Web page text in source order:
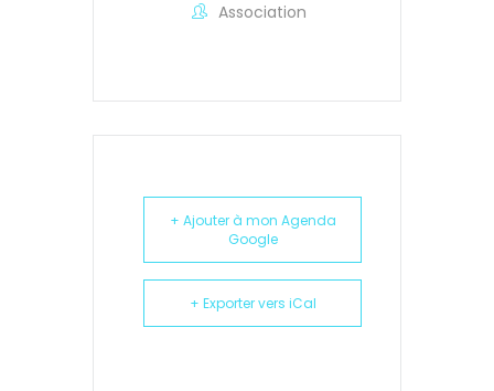
Association
+ Ajouter à mon Agenda
Google
+ Exporter vers iCal